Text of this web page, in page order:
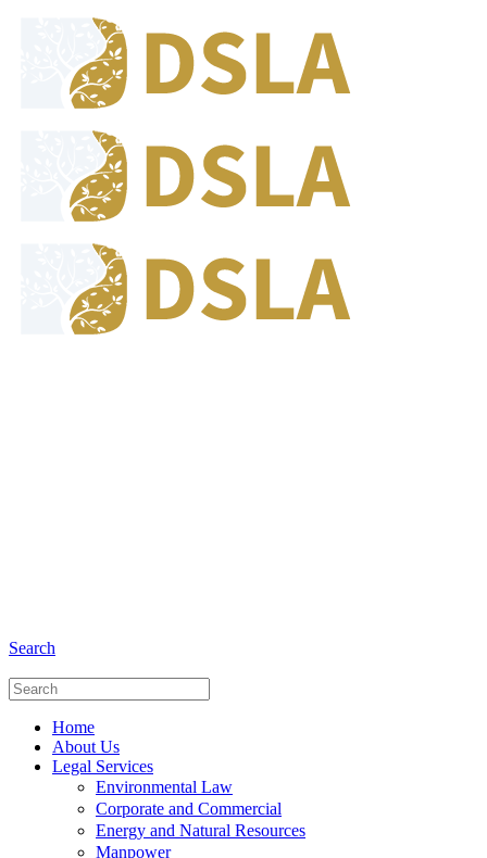
Search
Home
About Us
Legal Services
Environmental Law
Corporate and Commercial
Energy and Natural Resources
Manpower